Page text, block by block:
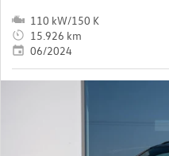
110 kW/150 K
15.926 km
06/2024